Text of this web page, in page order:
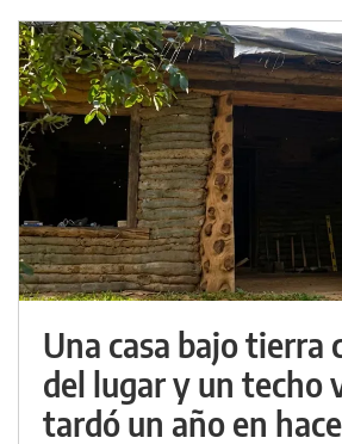
Una casa bajo tierra
del lugar y un techo
tardó un año en